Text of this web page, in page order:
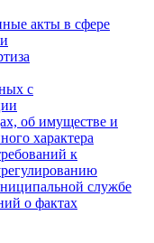
акты в сфере
с
об имуществе и
характера
к
службе
о фактах